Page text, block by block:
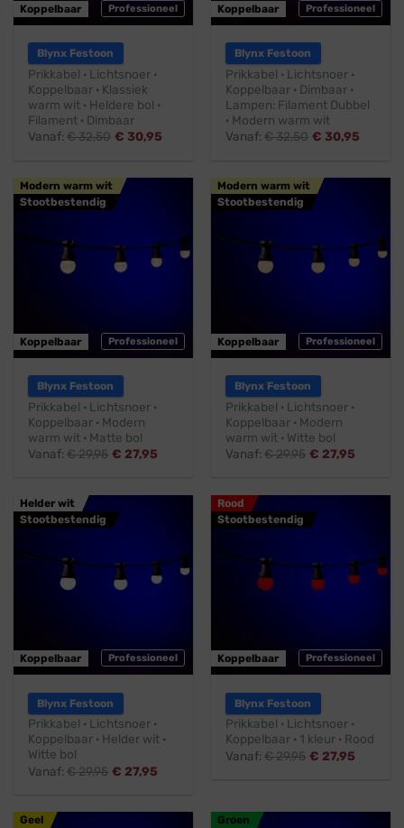
Professioneel
Koppelbaar
Blynx Festoon
Prikkabel · Lichtsnoer ·
Koppelbaar · Klassiek
warm wit · Heldere bol ·
Filament · Dimbaar
Vanaf:€32,50 € 30,95
Professioneel
Koppelbaar
Blynx Festoon
Prikkabel · Lichtsnoer ·
Koppelbaar · Dimbaar ·
Lampen: Filament Dubbel
· Modern warm wit
Vanaf:€32,50 € 30,95
Professioneel
Modern warm wit
Stootbestendig
Koppelbaar
Blynx Festoon
Prikkabel · Lichtsnoer ·
Koppelbaar · Modern
warm wit · Matte bol
Vanaf:€29,95 € 27,95
Professioneel
Modern warm wit
Stootbestendig
Koppelbaar
Blynx Festoon
Prikkabel · Lichtsnoer ·
Koppelbaar · Modern
warm wit · Witte bol
Vanaf:€29,95 € 27,95
Helder wit
Stootbestendig
Professioneel
Koppelbaar
Blynx Festoon
Prikkabel · Lichtsnoer ·
Koppelbaar · Helder wit ·
Witte bol
Vanaf:€29,95 € 27,95
Rood
Stootbestendig
Professioneel
Koppelbaar
Blynx Festoon
Prikkabel · Lichtsnoer ·
Koppelbaar · 1 kleur · Rood
Vanaf:€29,95 € 27,95
Geel Groen